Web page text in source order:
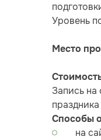
Уровень
Место
Запись на
Способы
на